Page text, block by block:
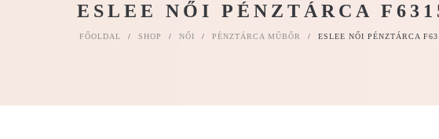
ESLEE NŐI PÉNZTÁRCA
FŐOLDAL / SHOP / NŐI / PÉNZTÁRCA MŰBŐR / ESLEE NŐI PÉNZTÁRCA